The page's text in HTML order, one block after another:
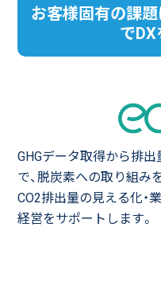
お客様固有の課
でDX
GHGデータ取得から排出
で、 脱炭素への取り組み
CO2排出量の見える化・
経営をサポートします。